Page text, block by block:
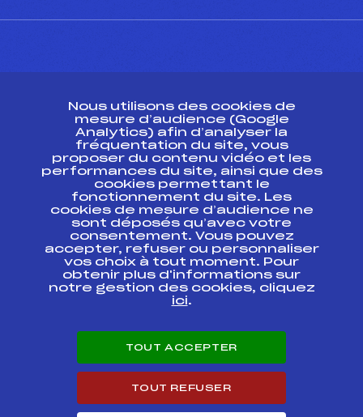
Ressources
Pass’Neige
Projet sportif fédéral
Projet de performance fédéral
Antidopage
Pôle Développement, Formation, Suivi
Scientifique
Listes ministérielles
Pôle vie de l’athlète
Enseignement professionnel
Carrières
Nous utilisons des cookies de
mesure d’audience (Google
Analytics) afin d’analyser la
fréquentation du site, vous
proposer du contenu vidéo et les
performances du site, ainsi que des
cookies permettant le
fonctionnement du site. Les
cookies de mesure d’audience ne
sont déposés qu’avec votre
consentement. Vous pouvez
accepter, refuser ou personnaliser
vos choix à tout moment. Pour
obtenir plus d'informations sur
notre gestion des cookies, cliquez
ici.
TOUT ACCEPTER
TOUT REFUSER